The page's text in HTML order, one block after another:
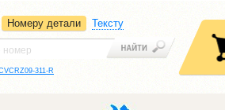
Номеру детали Тексту
311-R